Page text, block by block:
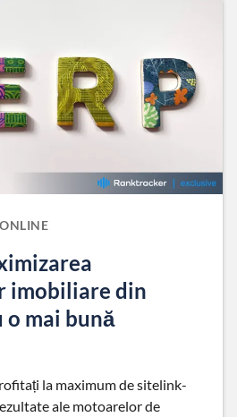
imobiliare din
o mai bună
la maximum de sitelink-
ale motoarelor de